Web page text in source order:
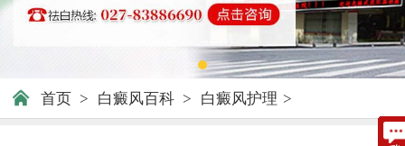
首页 > 白癜风百科 > 白癜风护理 >